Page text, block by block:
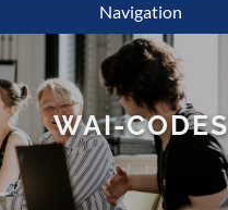
Navigation
WAI-CODES